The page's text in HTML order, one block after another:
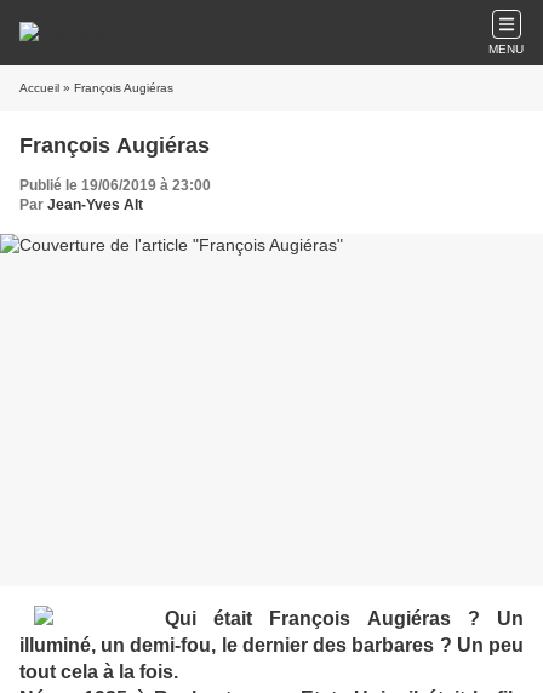
MENU
Accueil » François Augiéras
François Augiéras
Publié le 19/06/2019 à 23:00
Par Jean-Yves Alt
Qui était François Augiéras ? Un
illuminé, un demi-fou, le dernier des barbares ? Un peu
tout cela à la fois.